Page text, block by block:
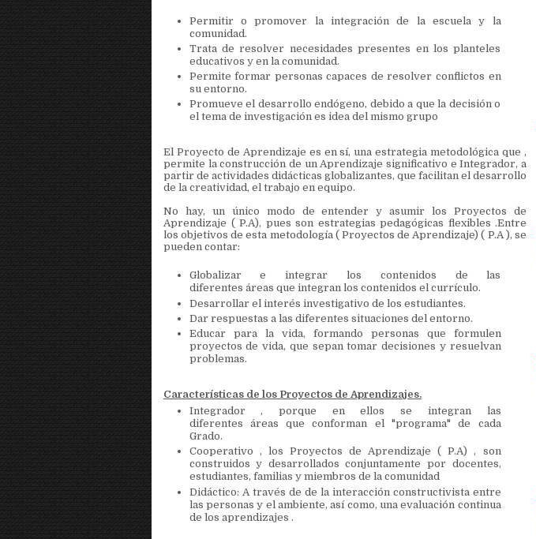
Permitir o promover la integración de la escuela y la
comunidad.
Trata de resolver necesidades presentes en los planteles
educativos y en la comunidad.
Permite formar personas capaces de resolver conflictos en
su entorno.
Promueve el desarrollo endógeno, debido a que la decisión o
el tema de investigación es idea del mismo grupo
El Proyecto de Aprendizaje es en sí, una estrategia metodológica que ,
permite la construcción de un Aprendizaje significativo e Integrador, a
partir de actividades didácticas globalizantes, que facilitan el desarrollo
de la creatividad, el trabajo en equipo.
No hay, un único modo de entender y asumir los Proyectos de
Aprendizaje ( P.A), pues son estrategias pedagógicas flexibles .Entre
los objetivos de esta metodología ( Proyectos de Aprendizaje) ( P.A ), se
pueden contar:
Globalizar e integrar los contenidos de las
diferentes áreas que integran los contenidos el currículo.
Desarrollar el interés investigativo de los estudiantes.
Dar respuestas a las diferentes situaciones del entorno.
Educar para la vida, formando personas que formulen
proyectos de vida, que sepan tomar decisiones y resuelvan
problemas.
Características de los Proyectos de Aprendizajes.
Integrador , porque en ellos se integran las
diferentes áreas que conforman el "programa" de cada
Grado.
Cooperativo , los Proyectos de Aprendizaje ( P.A) , son
construidos y desarrollados conjuntamente por docentes,
estudiantes, familias y miembros de la comunidad
Didáctico: A través de de la interacción constructivista entre
las personas y el ambiente, así como, una evaluación continua
de los aprendizajes .